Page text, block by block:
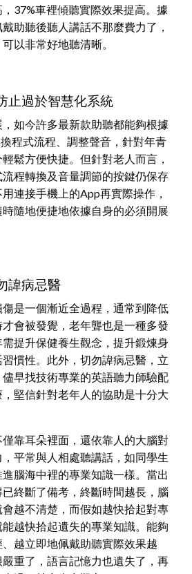
37%車裡傾聽實際效果提高。據
助聽後聽人講話不那麼費力了，
以非常好地聽清晰。
止過於智慧化系統
如今許多最新款助聽都能夠根據
程式流程、調整聲音，針對年青
鬆方便快捷。但針對老人而言，
程轉換及音量調節的按鍵仍保存
連接手機上的App再實際操作，
隨地便捷地依據自身的必須開展
諱病忌醫
是一個漸近全過程，通常到降低
會被發覺，老年聾也是一種多發
提升保健養生觀念，提升鍛煉身
慣性。此外，切勿諱病忌醫，立
早找技術專業的英語聽力師驗配
堅信針對老年人的協助是十分大
靠耳朵裡面，還依靠人的大腦對
平常與人相處聽講話，如同學生
腦海中裡的專業知識一樣。當出
終斷了備考，終斷時間越長，腦
越不清楚，而假如越快拾起對專
越快拾起遺失的專業知識。能夠
越立即地佩戴助聽實際效果越
重了，語言記憶力也遺失了，再